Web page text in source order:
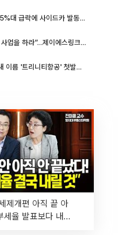
코스피, 장중 5%대 급락에 사이드카 발동…삼성·SK 동반 폭락
트럼프 “자석 사업을 하라”…제이에스링크, 비중국 영구자석 공급망 구축 속도
티웨이항공, 새 이름 '트리니티항공' 첫발…SSC 전략 본격화
제개편 아직 끝 아
세율 발표보다 내릴